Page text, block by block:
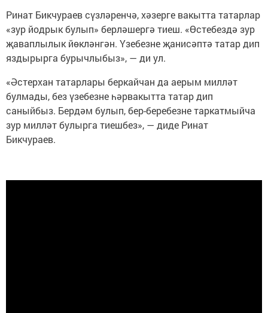
Ринат Бикчураев сүзләренчә, хәзерге вакытта татарлар
«зур йодрык булып» берләшергә тиеш. «Өстебездә зур
җаваплылык йөкләнгән. Үзебезне җанисәптә татар дип
яздырырга бурычлыбыз», — ди ул.
«Әстерхан татарлары беркайчан да аерым милләт
булмады, без үзебезне һәрвакытта татар дип
саныйбыз. Бердәм булып, бер-беребезне таркатмыйча
зур милләт булырга тиешбез», — диде Ринат
Бикчураев.